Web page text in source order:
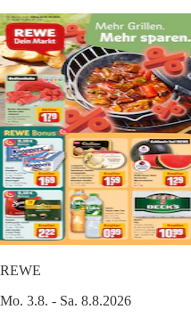
REWE
Mo. 3.8. - Sa. 8.8.2026